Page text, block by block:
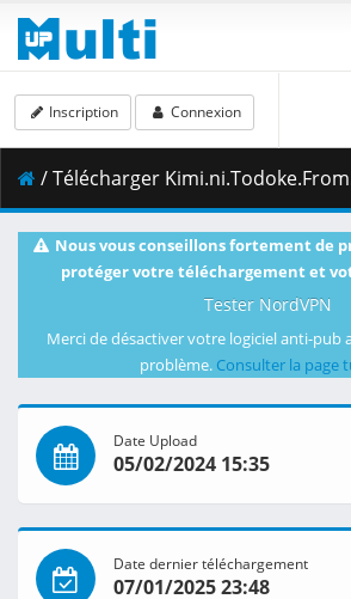
Inscription Connexion
/ Télécharger Kimi.ni.Todoke.From.Me.to.You.S02E06.1080p.Blu-ray.Opus2.0.x264.10-bit-
Nous vous conseillons fortement de
protéger votre téléchargement et
Tester NordVPN
Merci de désactiver votre logiciel anti-pub
problème. Consulter la page
Date Upload
05/02/2024 15:35
Date dernier téléchargement
07/01/2025 23:48